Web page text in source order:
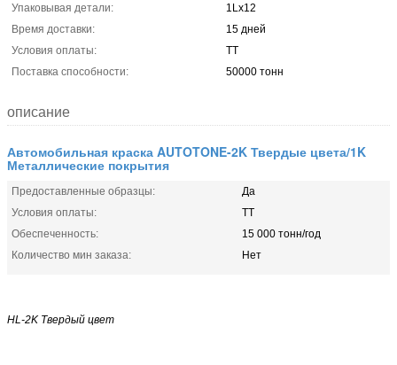
Упаковывая детали:
1Lx12
Время доставки:
15 дней
Условия оплаты:
ТТ
Поставка способности:
50000 тонн
описание
Автомобильная краска AUTOTONE-2K Твердые цвета/1K
Металлические покрытия
Предоставленные образцы:
Да
Условия оплаты:
ТТ
Обеспеченность:
15 000 тонн/год
Количество мин заказа:
Нет
HL-2K Твердый цвет